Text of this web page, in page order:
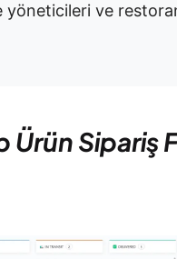
yöneticileri ve
Ürün Sipariş